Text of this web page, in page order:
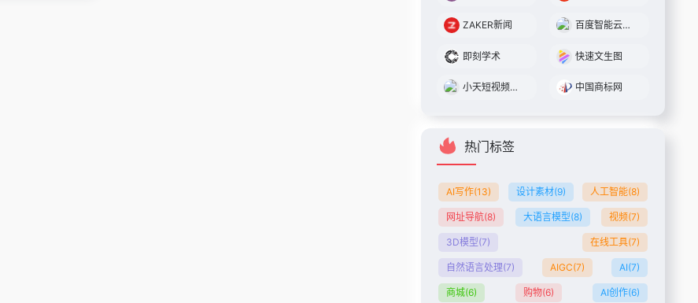
ZAKER新闻 百度智能云一念
即刻学术 快速文生图
小天短视频在线工具 中国商标网
热门标签
AI写作(13) 设计素材(9) 人工智能(8)
网址导航(8) 大语言模型(8) 视频(7)
3D模型(7) 在线工具(7)
自然语言处理(7) AIGC(7) AI(7)
商城(6) 购物(6) AI创作(6)